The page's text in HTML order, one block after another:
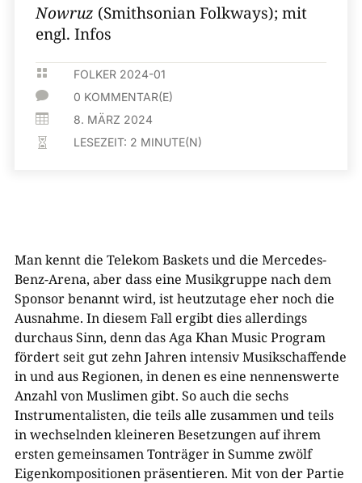
Nowruz (Smithsonian Folkways); mit
engl. Infos
 FOLKER 2024-01
 0 KOMMENTAR(E)
 8. MÄRZ 2024
 LESEZEIT: 2 MINUTE(N)
Man kennt die Telekom Baskets und die Mercedes-
Benz-Arena, aber dass eine Musikgruppe nach dem
Sponsor benannt wird, ist heutzutage eher noch die
Ausnahme. In diesem Fall ergibt dies allerdings
durchaus Sinn, denn das Aga Khan Music Program
fördert seit gut zehn Jahren intensiv Musikschaffende
in und aus Regionen, in denen es eine nennenswerte
Anzahl von Muslimen gibt. So auch die sechs
Instrumentalisten, die teils alle zusammen und teils
in wechselnden kleineren Besetzungen auf ihrem
ersten gemeinsamen Tonträger in Summe zwölf
Eigenkompositionen präsentieren. Mit von der Partie